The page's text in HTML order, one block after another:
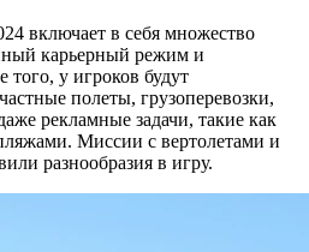
включает в себя множество
карьерный режим и
у игроков будут
полеты, грузоперевозки,
рекламные задачи, такие как
Миссии с вертолетами и
разнообразия в игру.